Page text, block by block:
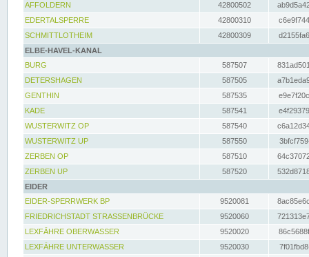
AFFOLDERN
42800502
EDERTALSPERRE
42800310
SCHMITTLOTHEIM
42800309
ELBE-HAVEL-KANAL
BURG
587507
DETERSHAGEN
587505
GENTHIN
587535
KADE
587541
WUSTERWITZ OP
587540
WUSTERWITZ UP
587550
ZERBEN OP
587510
ZERBEN UP
587520
EIDER
EIDER-SPERRWERK BP
9520081
FRIEDRICHSTADT STRASSENBRÜCKE
9520060
LEXFÄHRE OBERWASSER
9520020
LEXFÄHRE UNTERWASSER
9520030